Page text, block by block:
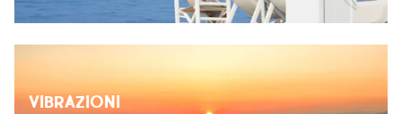
VIBRAZIONI